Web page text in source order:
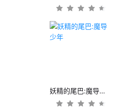
妖精的尾巴:魔导少年